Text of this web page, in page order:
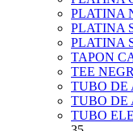
PLATINA
PLATINA
PLATINA
TAPON
TEE
TUBO DE
TUBO DE
TUBO